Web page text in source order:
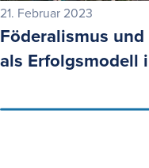
21. Februar 2023
Föderalismus
als Erfolgsmodell